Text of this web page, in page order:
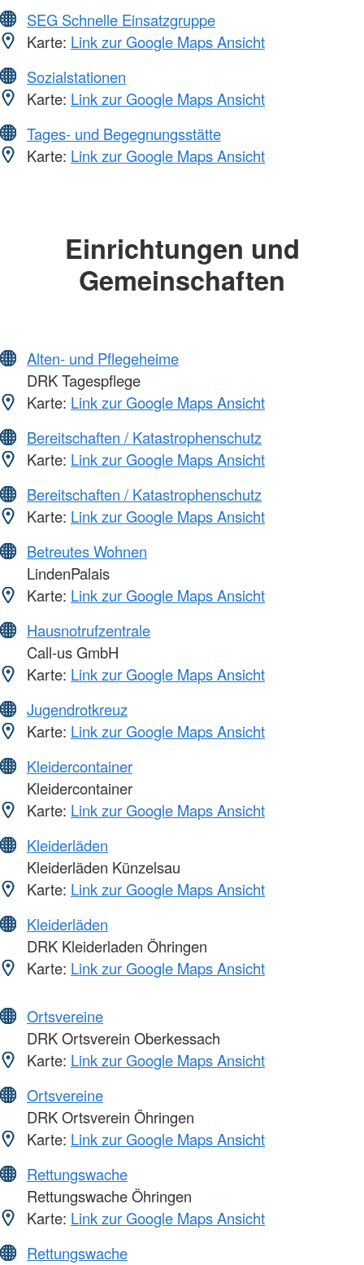
SEG Schnelle Einsatzgruppe
Karte: Link zur Google Maps Ansicht
Sozialstationen
Karte: Link zur Google Maps Ansicht
Tages- und Begegnungsstätte
Karte: Link zur Google Maps Ansicht
Einrichtungen und
Gemeinschaften
Alten- und Pflegeheime
DRK Tagespflege
Karte: Link zur Google Maps Ansicht
Bereitschaften / Katastrophenschutz
Karte: Link zur Google Maps Ansicht
Bereitschaften / Katastrophenschutz
Karte: Link zur Google Maps Ansicht
Betreutes Wohnen
LindenPalais
Karte: Link zur Google Maps Ansicht
Hausnotrufzentrale
Call-us GmbH
Karte: Link zur Google Maps Ansicht
Jugendrotkreuz
Karte: Link zur Google Maps Ansicht
Kleidercontainer
Kleidercontainer
Karte: Link zur Google Maps Ansicht
Kleiderläden
Kleiderläden Künzelsau
Karte: Link zur Google Maps Ansicht
Kleiderläden
DRK Kleiderladen Öhringen
Karte: Link zur Google Maps Ansicht
Ortsvereine
DRK Ortsverein Oberkessach
Karte: Link zur Google Maps Ansicht
Ortsvereine
DRK Ortsverein Öhringen
Karte: Link zur Google Maps Ansicht
Rettungswache
Rettungswache Öhringen
Karte: Link zur Google Maps Ansicht
Rettungswache